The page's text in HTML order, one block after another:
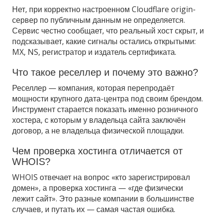
Нет, при корректно настроенном Cloudflare origin-
сервер по публичным данным не определяется.
Сервис честно сообщает, что реальный хост скрыт, и
подсказывает, какие сигналы остались открытыми:
MX, NS, регистратор и издатель сертификата.
Что такое реселлер и почему это важно?
Реселлер — компания, которая перепродаёт
мощности крупного дата-центра под своим брендом.
Инструмент старается показать именно розничного
хостера, с которым у владельца сайта заключён
договор, а не владельца физической площадки.
Чем проверка хостинга отличается от
WHOIS?
WHOIS отвечает на вопрос «кто зарегистрировал
домен», а проверка хостинга — «где физически
лежит сайт». Это разные компании в большинстве
случаев, и путать их — самая частая ошибка.